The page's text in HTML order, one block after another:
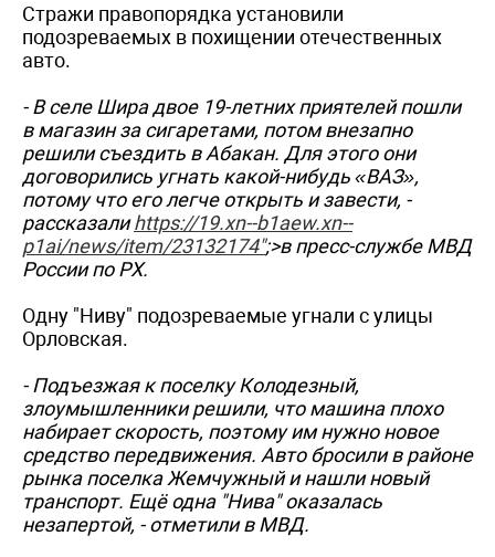
Стражи правопорядка установили
подозреваемых в похищении отечественных
авто.
- В селе Шира двое 19-летних приятелей пошли
в магазин за сигаретами, потом внезапно
решили съездить в Абакан. Для этого они
договорились угнать какой-нибудь «ВАЗ»,
потому что его легче открыть и завести, -
рассказалиhttps://19.xn--b1aew.xn--
p1ai/news/item/23132174";>в пресс-службе МВД
России по РХ.
Одну "Ниву" подозреваемые угнали с улицы
Орловская.
- Подъезжая к поселку Колодезный,
злоумышленники решили, что машина плохо
набирает скорость, поэтому им нужно новое
средство передвижения. Авто бросили в районе
рынка поселка Жемчужный и нашли новый
транспорт. Ещё одна "Нива" оказалась
незапертой, - отметили в МВД.